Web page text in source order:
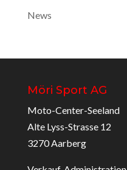
News
Möri Sport AG
Moto-Center-Seeland
Alte Lyss-Strasse 12
3270 Aarberg